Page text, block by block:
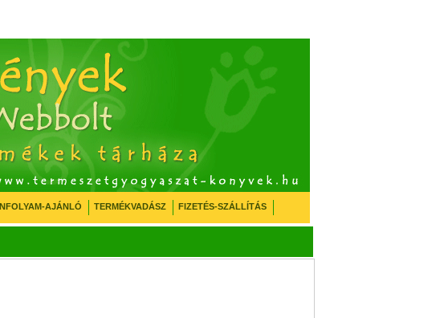
AJÁNLÓ TERMÉKVADÁSZ FIZETÉS-SZÁLLÍTÁS